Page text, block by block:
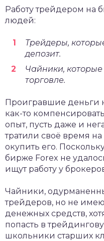
Работу трейдером на
людей:
Трейдеры,
депозит.
Чайники,
торговле.
Проигравшие деньги
как-то
опыт, пусть даже и
тратили своё время
окупить его.
бирже Forex не
ищут работу у
Чайники,
трейдеров, но не
денежных средств,
попасть в
школьники старших